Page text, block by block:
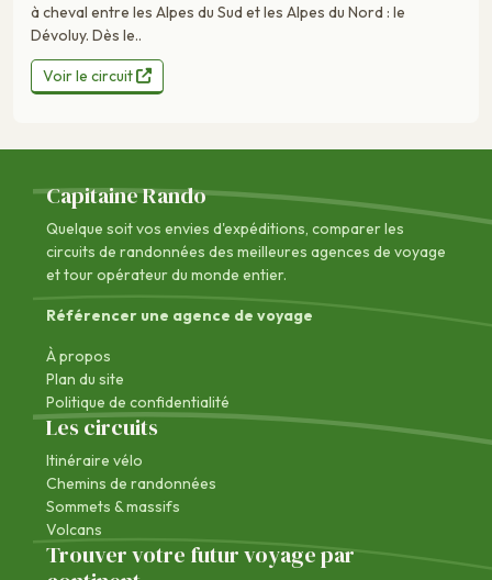
à cheval entre les Alpes du Sud et les Alpes du Nord : le
Dévoluy. Dès le..
Voir le circuit
Capitaine Rando
Quelque soit vos envies d'expéditions, comparer les
circuits de randonnées des meilleures agences de voyage
et tour opérateur du monde entier.
Référencer une agence de voyage
À propos
Plan du site
Politique de confidentialité
Les circuits
Itinéraire vélo
Chemins de randonnées
Sommets & massifs
Volcans
Trouver votre futur voyage par